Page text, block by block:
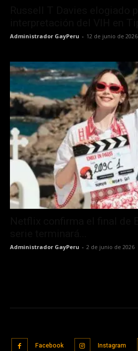
Administrador GayPeru - 12 de junio de 2026
Administrador GayPeru - 2 de junio de 2026
Facebook Instagram